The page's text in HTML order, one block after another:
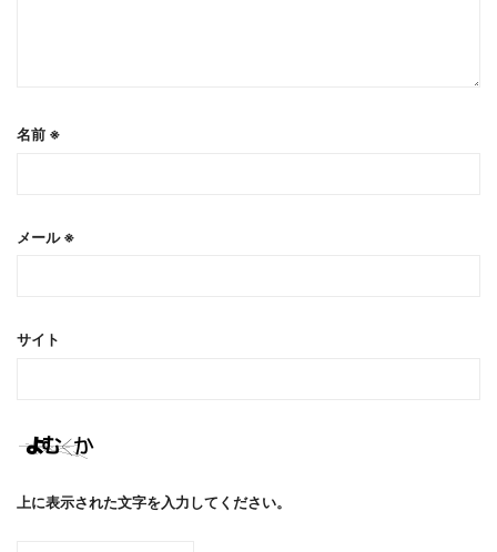
名前 ※
メール※
サイト
上に表示された文字を入力してください。